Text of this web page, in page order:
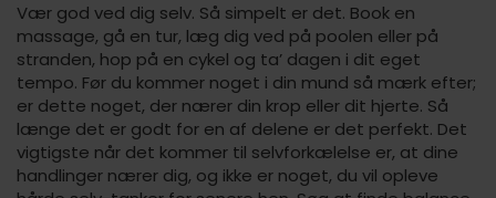
Vær god ved dig selv. Så simpelt er det. Book en
massage, gå en tur, læg dig ved på poolen eller på
stranden, hop på en cykel og ta’ dagen i dit eget
tempo. Før du kommer noget i din mund så mærk efter;
er dette noget, der nærer din krop eller dit hjerte. Så
længe det er godt for en af delene er det perfekt. Det
vigtigste når det kommer til selvforkælelse er, at dine
handlinger nærer dig, og ikke er noget, du vil opleve